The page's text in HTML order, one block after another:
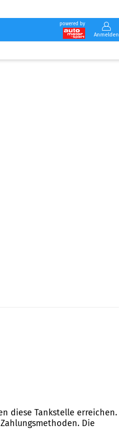
powered by
Anmelden
diese Tankstelle erreichen.
Die